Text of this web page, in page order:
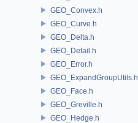
GEO_Convex.h
GEO_Curve.h
GEO_Delta.h
GEO_Detail.h
GEO_Error.h
GEO_ExpandGroupUtils.h
GEO_Face.h
GEO_Greville.h
GEO_Hedge.h